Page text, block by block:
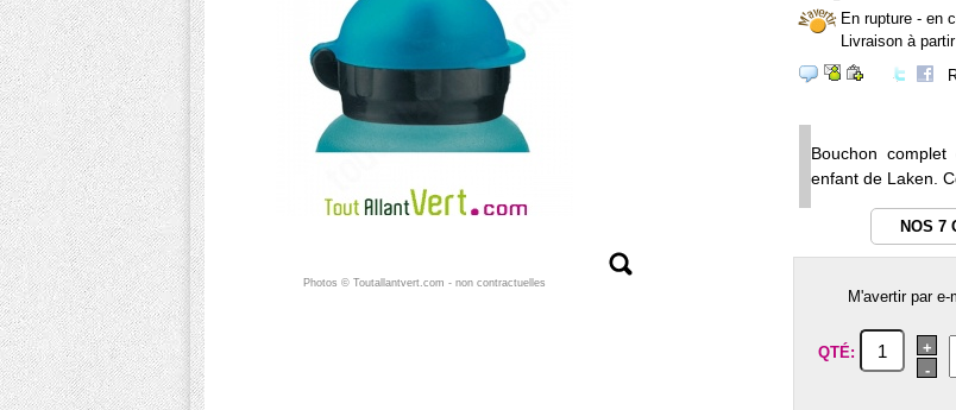
Photos © Toutallantvert.com - non contractuelles
En rupture - en
Livraison à
Bouchon
enfant de Laken.
NOS 7
M'avertir par
QTÉ:
+
-